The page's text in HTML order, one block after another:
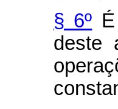
§ 6º
deste